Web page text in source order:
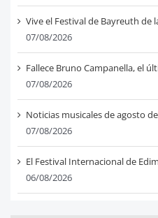
Vive el Festival de Bayreuth de
07/08/2026
Fallece Bruno Campanella, el
07/08/2026
Noticias musicales de agosto
07/08/2026
El Festival Internacional de
06/08/2026